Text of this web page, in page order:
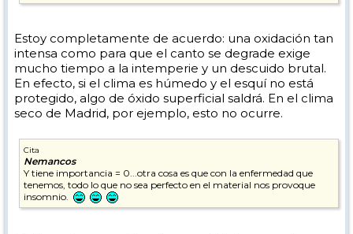
Estoy completamente de acuerdo: una oxidación tan
intensa como para que el canto se degrade exige
mucho tiempo a la intemperie y un descuido brutal.
En efecto, si el clima es húmedo y el esquí no está
protegido, algo de óxido superficial saldrá. En el clima
seco de Madrid, por ejemplo, esto no ocurre.
Cita
Nemancos
Y tiene importancia = 0...otra cosa es que con la enfermedad que
tenemos, todo lo que no sea perfecto en el material nos provoque
insomnio.